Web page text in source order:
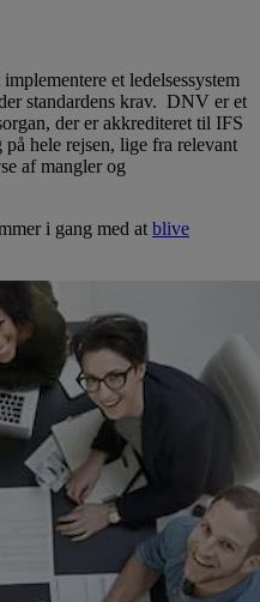
et ledelsessystem
standardens krav. DNV er et
der er akkrediteret til IFS
hele rejsen, lige fra relevant
af mangler og
i gang med at blive